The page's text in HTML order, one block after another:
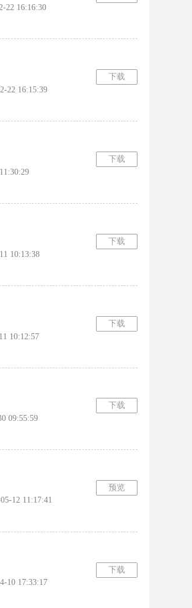
22 16:16:30
22 16:15:39
下载
下载
10:13:38
下载
10:12:57
下载
09:55:59
下载
12 11:17:41
预览
10 17:33:17
下载